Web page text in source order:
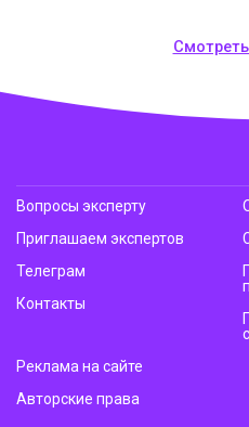
Вопросы эксперту
Приглашаем экспертов
Телеграм
Контакты
Реклама на сайте
Авторские права